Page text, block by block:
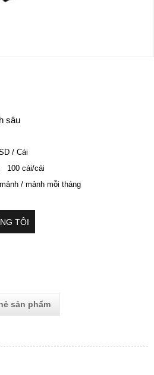
sâu
/ Cái
100 cái/cái
/ mảnh mỗi tháng
TÔI
sản phẩm